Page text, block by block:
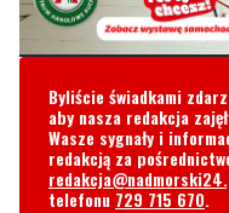
Byliście świadkami
aby nasza redakcja
Wasze sygnały i
redakcją za
telefonu 729 715 670.